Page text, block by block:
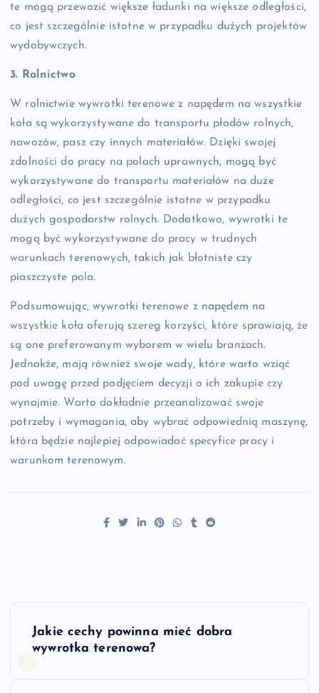
te mogą przewozić większe ładunki na większe odległości,
co jest szczególnie istotne w przypadku dużych projektów
wydobywczych.
3. Rolnictwo
W rolnictwie wywrotki terenowe z napędem na wszystkie
koła są wykorzystywane do transportu płodów rolnych,
nawozów, pasz czy innych materiałów. Dzięki swojej
zdolności do pracy na polach uprawnych, mogą być
wykorzystywane do transportu materiałów na duże
odległości, co jest szczególnie istotne w przypadku
dużych gospodarstw rolnych. Dodatkowo, wywrotki te
mogą być wykorzystywane do pracy w trudnych
warunkach terenowych, takich jak błotniste czy
piaszczyste pola.
Podsumowując, wywrotki terenowe z napędem na
wszystkie koła oferują szereg korzyści, które sprawiają, że
są one preferowanym wyborem w wielu branżach.
Jednakże, mają również swoje wady, które warto wziąć
pod uwagę przed podjęciem decyzji o ich zakupie czy
wynajmie. Warto dokładnie przeanalizować swoje
potrzeby i wymagania, aby wybrać odpowiednią maszynę,
która będzie najlepiej odpowiadać specyfice pracy i
warunkom terenowym.
NJakie cechy powinna mieć dobra
wywrotka terenowa?